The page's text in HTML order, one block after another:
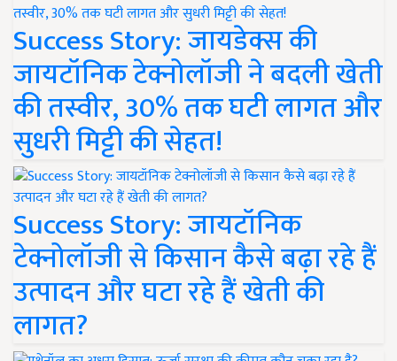
Success Story: जायडेक्स की
जायटॉनिक टेक्नोलॉजी ने बदली खेती
की तस्वीर, 30% तक घटी लागत और
सुधरी मिट्टी की सेहत!
Success Story: जायटॉनिक
टेक्नोलॉजी से किसान कैसे बढ़ा रहे हैं
उत्पादन और घटा रहे हैं खेती की
लागत?